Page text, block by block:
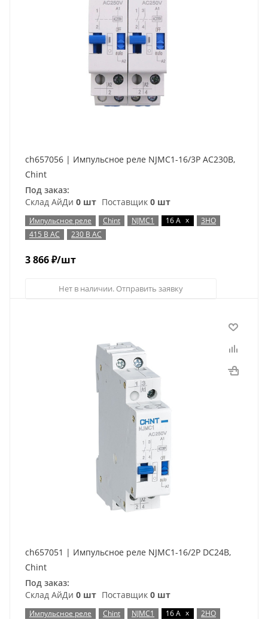
ch657056 | Импульсное реле NJMC1-16/3P AC230В,
Chint
Под заказ:
Склад АйДи 0 шт Поставщик 0 шт
Импульсное реле Chint NJMC1 16 А x
3НО
415 В AC
230 В AC
3 866₽/шт
Нет в наличии. Отправить заявку
ch657051 | Импульсное реле NJMC1-16/2P DC24В,
Chint
Под заказ:
Склад АйДи 0 шт Поставщик 0 шт
Импульсное реле Chint NJMC1 16 А x
2НО